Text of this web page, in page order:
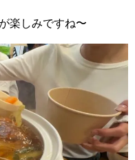
楽しみですね〜